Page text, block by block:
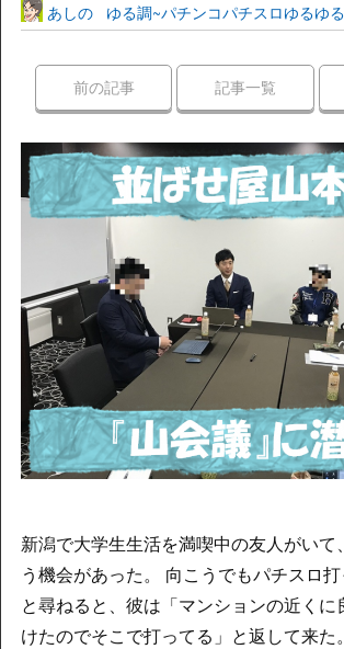
あしの ゆる調~パチンコパチスロゆるゆ
前の記事 記事一覧
新潟で大学生生活を満喫中の友人がいて
う機会があった。 向こうでもパチスロ
と尋ねると、彼は「マンションの近くに
けたのでそこで打ってる」と返して来た